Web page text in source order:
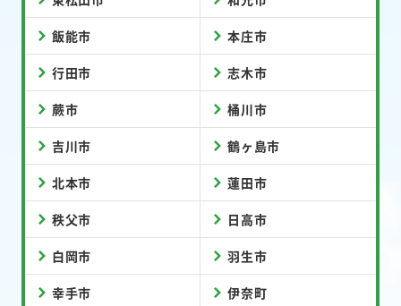
飯能市 本庄市
行田市 志木市
蕨市 桶川市
吉川市 鶴ヶ島市
北本市 蓮田市
秩父市 日高市
白岡市 羽生市
幸手市 伊奈町